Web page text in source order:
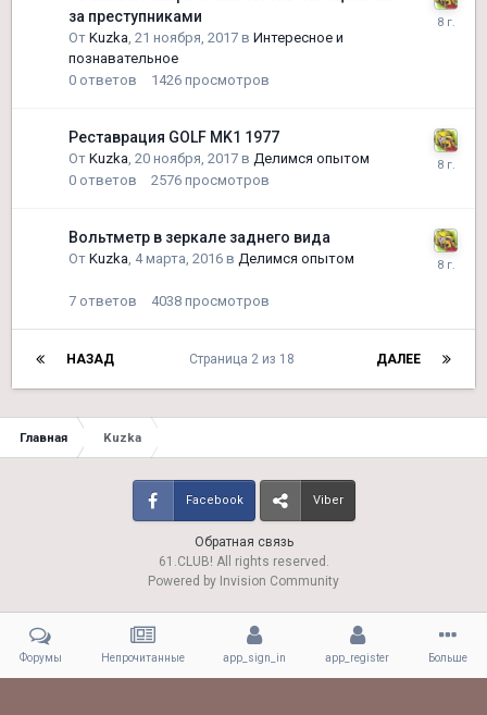
за преступниками
От Kuzka, 21 ноября, 2017 в Интересное и
познавательное
0 ответов 1426 просмотров
Реставрация GOLF MK1 1977
От Kuzka, 20 ноября, 2017 в Делимся опытом
0 ответов 2576 просмотров
Вольтметр в зеркале заднего вида
От Kuzka, 4 марта, 2016 в Делимся опытом
7 ответов 4038 просмотров
НАЗАД ДАЛЕЕ
Страница 2 из 18
Главная Kuzka
Обратная связь
Facebook Viber
61.CLUB! All rights reserved.
Powered by Invision Community
Форумы Непрочитанные app_sign_in app_register Больше